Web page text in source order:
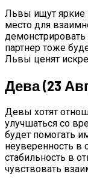
Львы ищут яркие
место для
партнер тоже
Львы ценят
Дева (23
Девы хотят
улучшаться со
будет помогать
неуверенность в
стабильность в
чувствовать